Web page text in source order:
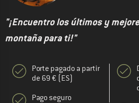
"¡Encuentro los últimos y
montaña para ti!"
Porte pagado a partir
de 69 € (ES)
Pago seguro